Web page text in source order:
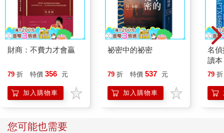
財商：不費力才會贏
79 折 特價 356 元
加入購物車
祕密中的祕密
79 折 特價 537 元
加入購物車
名
讀本
79 折
您可能也需要